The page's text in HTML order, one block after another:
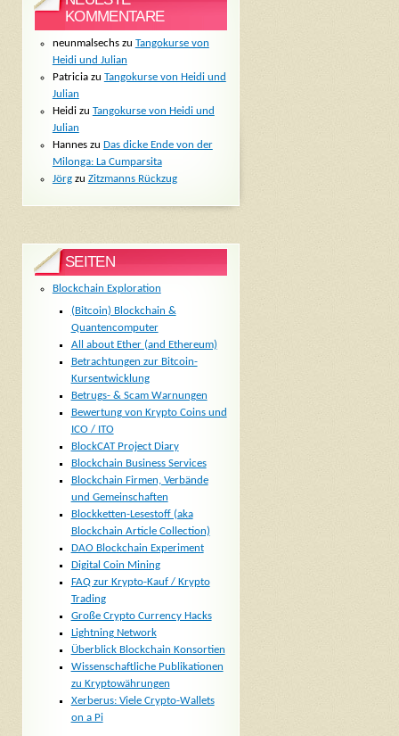
KOMMENTARE
neunmalsechszu Tangokurse von
Heidi und Julian
Patriciazu Tangokurse von Heidi und
Julian
Heidizu Tangokurse von Heidi und
Julian
Hanneszu Das dicke Ende von der
Milonga: La Cumparsita
Jörgzu Zitzmanns Rückzug
SEITEN
Blockchain Exploration
(Bitcoin) Blockchain &
Quantencomputer
All about Ether (and Ethereum)
Betrachtungen zur Bitcoin-
Kursentwicklung
Betrugs- & Scam Warnungen
Bewertung von Krypto Coins und
ICO / ITO
BlockCAT Project Diary
Blockchain Business Services
Blockchain Firmen, Verbände
und Gemeinschaften
Blockketten-Lesestoff (aka
Blockchain Article Collection)
DAO Blockchain Experiment
Digital Coin Mining
FAQ zur Krypto-Kauf / Krypto
Trading
Große Crypto Currency Hacks
Lightning Network
Überblick Blockchain Konsortien
Wissenschaftliche Publikationen
zu Kryptowährungen
Xerberus: Viele Crypto-Wallets
on a Pi